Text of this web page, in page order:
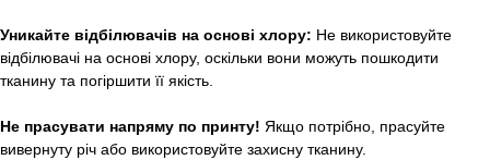
Уникайте відбілювачів на основі хлору: Не використовуйте
відбілювачі на основі хлору, оскільки вони можуть пошкодити
тканину та погіршити її якість.
Не прасувати напряму по принту! Якщо потрібно, прасуйте
вивернуту річ або використовуйте захисну тканину.